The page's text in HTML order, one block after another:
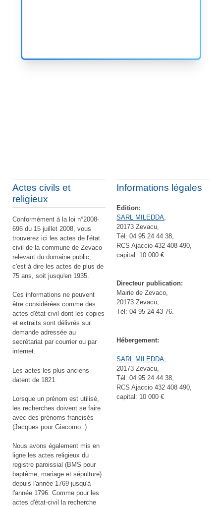
Actes civils et
religieux
Conformément à la loi n°2008-
696 du 15 juillet 2008, vous
trouverez ici les actes de l'état
civil de la commune de Zevaco
relevant du domaine public,
c'est à dire les actes de plus de
75 ans, soit jusqu'en 1935.
Ces informations ne peuvent
être considérées comme des
actes d'état civil dont les copies
et extraits sont délivrés sur
demande adressée au
secrétariat par courrier ou par
internet.
Les actes les plus anciens
datent de 1821.
Lorsque un prénom est utilisé,
les recherches doivent se faire
avec des prénoms francisés
(Jacques pour Giacomo..)
Nous avons également mis en
ligne les actes religieux du
registre paroissial (BMS pour
baptême, mariage et sépulture)
depuis l'année 1769 jusqu'à
l'année 1796. Comme pour les
actes d'état-civil la recherche
Informations légales
Edition:
SARL MILEDDA,
20173 Zevacu,
Tél: 04 95 24 44 38,
RCS Ajaccio 432 408 490,
capital: 10 000 €
Directeur publication:
Mairie de Zevaco,
20173 Zevacu,
Tél: 04 95 24 43 76.
Hébergement:
SARL MILEDDA
20173 Zevacu,
Tél: 04 95 24 44 38,
RCS Ajaccio 432 408 490,
capital: 10 000 €